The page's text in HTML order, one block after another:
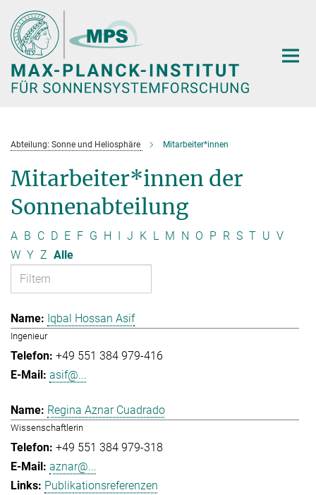
Hauptinhalt
Abteilung: Sonne und Heliosphäre Mitarbeiter*innen
Mitarbeiter*innen der
Sonnenabteilung
A B C D E F G H I J K L M N O P R S T U V
W Y Z Alle
Iqbal Hossan Asif
Ingenieur
+49 551 384 979-416
asif@...
Regina Aznar Cuadrado
Wissenschaftlerin
+49 551 384 979-318
aznar@...
Publikationsreferenzen